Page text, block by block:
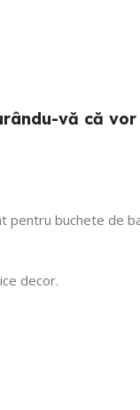
vă că
pentru buchete de
decor.